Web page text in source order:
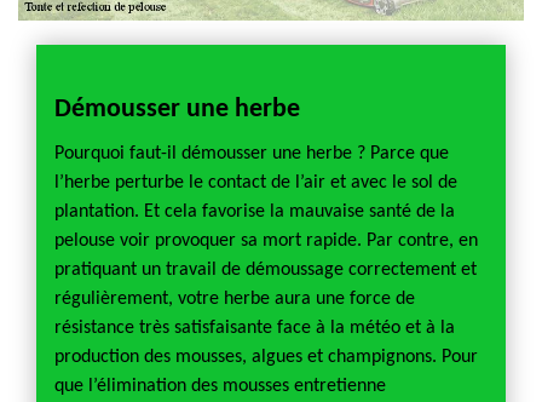
Démousser une herbe
Pourquoi faut-il démousser une herbe ? Parce que
l’herbe perturbe le contact de l’air et avec le sol de
plantation. Et cela favorise la mauvaise santé de la
pelouse voir provoquer sa mort rapide. Par contre, en
pratiquant un travail de démoussage correctement et
régulièrement, votre herbe aura une force de
résistance très satisfaisante face à la météo et à la
production des mousses, algues et champignons. Pour
que l’élimination des mousses entretienne